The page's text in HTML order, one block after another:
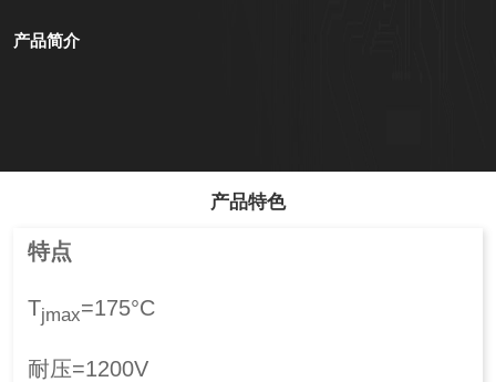
产品简介
产品特色
特点
Tjmax=175°C
耐压=1200V